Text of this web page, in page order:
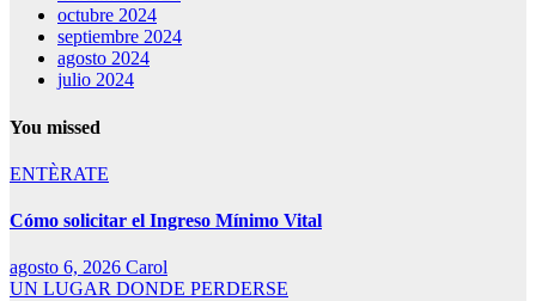
octubre 2024
septiembre 2024
agosto 2024
julio 2024
You missed
ENTÈRATE
Cómo solicitar el Ingreso Mínimo Vital
agosto 6, 2026 Carol
UN LUGAR DONDE PERDERSE